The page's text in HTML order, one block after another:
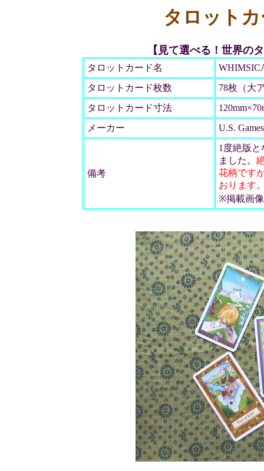
タロット
【見て選べる！世界の
タロットカード名
タロットカード枚数
78枚（大
タロットカード寸法
メーカー
U.S.
備考
1度絶版
ました。
花柄です
おります
※掲載画